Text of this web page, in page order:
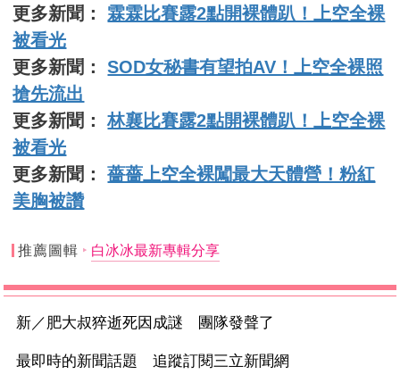
更多新聞： 霖霖比賽露2點開裸體趴！上空全裸
被看光
更多新聞：SOD女秘書有望拍AV！上空全裸照
搶先流出
更多新聞：林襄比賽露2點開裸體趴！上空全裸
被看光
更多新聞：薔薔上空全裸闖最大天體營！粉紅
美胸被讚
推薦圖輯 白冰冰最新專輯分享
新／肥大叔猝逝死因成謎 團隊發聲了
最即時的新聞話題 追蹤訂閱三立新聞網